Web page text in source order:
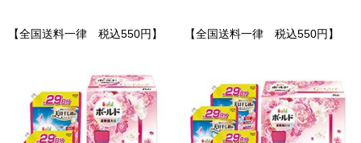
【全国送料一律 税込550円】 【全国送料一律 税込550円】